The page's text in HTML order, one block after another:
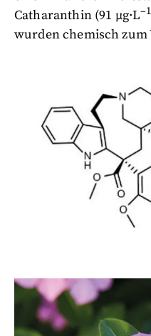
Catharanthin (91 µg·L
wurden chemisch